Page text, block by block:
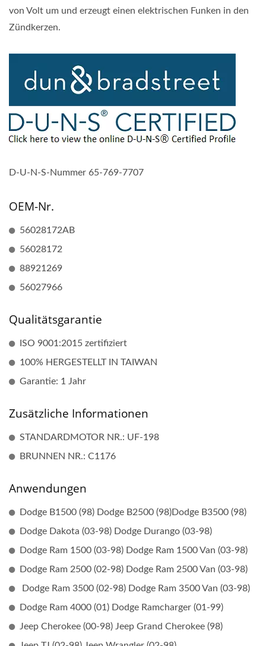
von Volt um und erzeugt einen elektrischen Funken in den
Zündkerzen.
D-U-N-S-Nummer 65-769-7707
OEM-Nr.
56028172AB
56028172
88921269
56027966
Qualitätsgarantie
ISO 9001:2015 zertifiziert
100% HERGESTELLT IN TAIWAN
Garantie: 1 Jahr
Zusätzliche Informationen
STANDARDMOTOR NR.: UF-198
BRUNNEN NR.: C1176
Anwendungen
Dodge B1500 (98) Dodge B2500 (98)Dodge B3500 (98)
Dodge Dakota (03-98) Dodge Durango (03-98)
Dodge Ram 1500 (03-98) Dodge Ram 1500 Van (03-98)
Dodge Ram 2500 (02-98) Dodge Ram 2500 Van (03-98)
Dodge Ram 3500 (02-98) Dodge Ram 3500 Van (03-98)
Dodge Ram 4000 (01) Dodge Ramcharger (01-99)
Jeep Cherokee (00-98) Jeep Grand Cherokee (98)